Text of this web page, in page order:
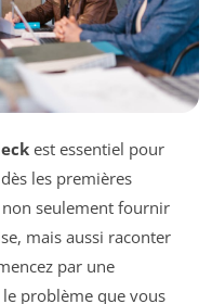
est essentiel pour
les premières
seulement fournir
mais aussi raconter
par une
problème que vous